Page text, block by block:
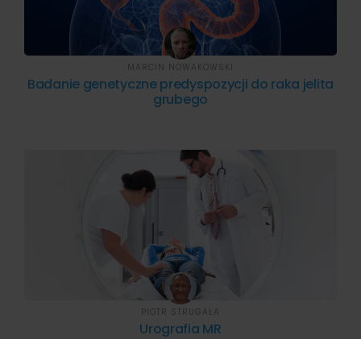
Badanie genetyczne predyspozycji do raka jelita
grubego
MARCIN NOWAKOWSKI
Urografia MR
PIOTR STRUGAŁA